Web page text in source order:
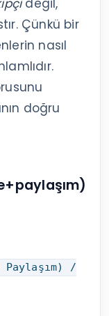
değil,
Çünkü bir
nasıl
doğru
Paylaşım) /